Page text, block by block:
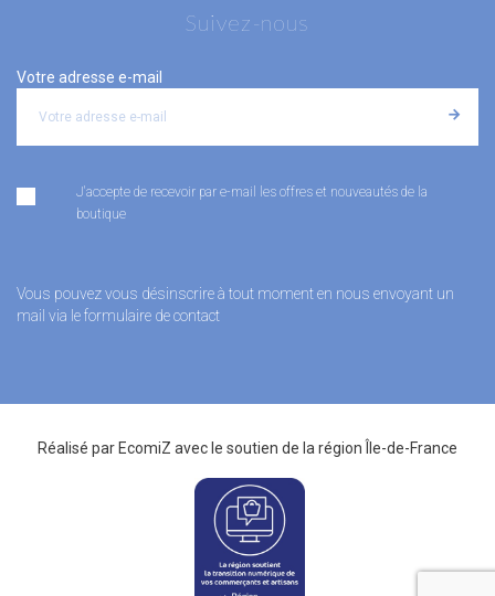
Suivez-nous
Votre adresse e-mail
J'accepte de recevoir par e-mail les offres et nouveautés de la
boutique
Vous pouvez vous désinscrire à tout moment en nous envoyant un
mail via le formulaire de contact
Réalisé par EcomiZ avec le soutien de la région Île-de-France